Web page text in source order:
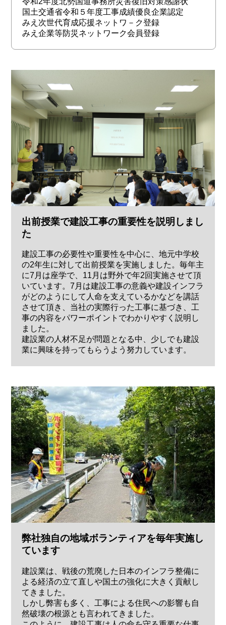
国土交通省令和５年度工事成績優良企業認定
みえ次世代育成応援ネットワ－ク登録
みえ企業等防災ネットワーク会員登録
出前授業で建設工事の重要性を説明しまし
た
建設工事の必要性や重要性を中心に、地元中学校
の2年生に対して出前授業を実施しました。毎年主
に7月は座学で、11月は野外で年2回実施させて頂
いています。7月は建設工事の意義や建設インフラ
がどのようにして人命を支えているかなどを講話
させて頂き、当社の実際行った工事に基づき、工
事の内容をパワーポイントでわかりやすく説明し
ました。
建設業の人材不足が問題となる中、少しでも建設
業に興味を持ってもらうよう努力しています。
弊社独自の地域ボランティアを毎年実施し
ています
建設業は、戦後の荒廃した日本のインフラ整備に
よる経済の立て直しや国土の強化に大きく貢献し
てきました。
しかし弊害も多く、工事による住民への影響も自
然破壊の根源とも言われてきました。